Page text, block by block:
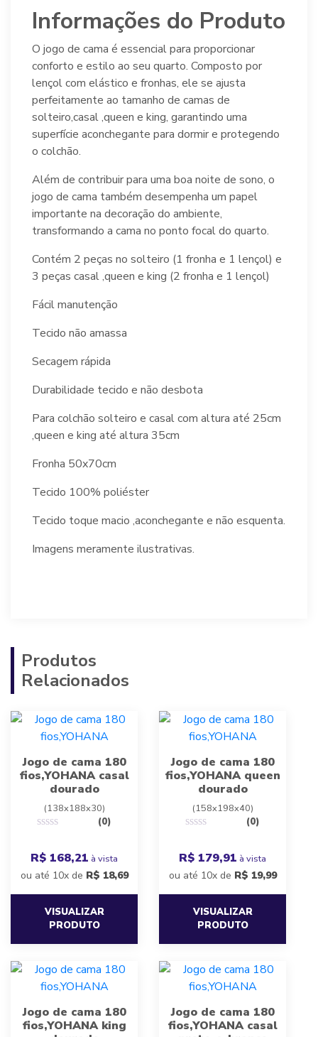
Informações do Produto
O jogo de cama é essencial para proporcionar
conforto e estilo ao seu quarto. Composto por
lençol com elástico e fronhas, ele se ajusta
perfeitamente ao tamanho de camas de
solteiro,casal ,queen e king, garantindo uma
superfície aconchegante para dormir e protegendo
o colchão.
Além de contribuir para uma boa noite de sono, o
jogo de cama também desempenha um papel
importante na decoração do ambiente,
transformando a cama no ponto focal do quarto.
Contém 2 peças no solteiro (1 fronha e 1 lençol) e
3 peças casal ,queen e king (2 fronha e 1 lençol)
Fácil manutenção
Tecido não amassa
Secagem rápida
Durabilidade tecido e não desbota
Para colchão solteiro e casal com altura até 25cm
,queen e king até altura 35cm
Fronha 50x70cm
Tecido 100% poliéster
Tecido toque macio ,aconchegante e não esquenta.
Imagens meramente ilustrativas.
Produtos
Relacionados
Jogo de cama 180
fios,YOHANA casal
dourado
(138x188x30)
(0)
R$ 168,21 à vista
ou até 10x de R$ 18,69
VISUALIZAR
PRODUTO
Jogo de cama 180
fios,YOHANA queen
dourado
(158x198x40)
(0)
R$ 179,91 à vista
ou até 10x de R$ 19,99
VISUALIZAR
PRODUTO
Jogo de cama 180
fios,YOHANA king
Jogo de cama 180
fios,YOHANA casal